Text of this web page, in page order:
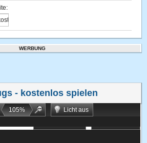
WERBUNG
- kostenlos spielen
105%
Licht aus